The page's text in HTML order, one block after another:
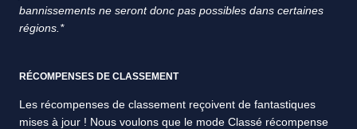
bannissements ne seront donc pas possibles dans certaines
régions.*
RÉCOMPENSES DE CLASSEMENT
Les récompenses de classement reçoivent de fantastiques
mises à jour ! Nous voulons que le mode Classé récompense